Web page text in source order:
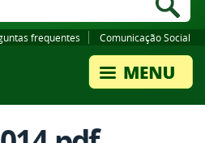
frequentes Comunicação Social